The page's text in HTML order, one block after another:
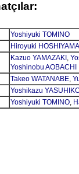
Yoshiyuki TOMINO
Hiroyuki HOSHIYAMA
Kazuo YAMAZAKI ,
Yoshinobu AOBACHI
Takeo WATANABE,
Yoshikazu
Yoshiyuki TOMINO,